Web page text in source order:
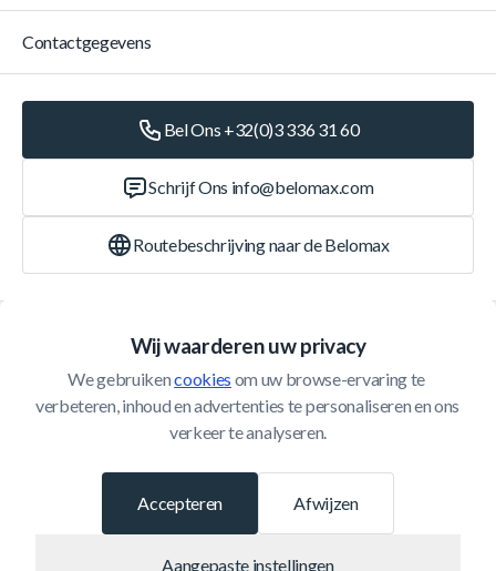
Wij waarderen uw privacy
We gebruiken cookies om uw browse-ervaring te
verbeteren, inhoud en advertenties te personaliseren en ons
verkeer te analyseren.
Afwijzen
Aangepaste instellingen
Accepteren
Klantenservice
Contactgegevens
Bel Ons +32(0)3 336 31 60
Schrijf Ons info@belomax.com
Routebeschrijving naar de Belomax